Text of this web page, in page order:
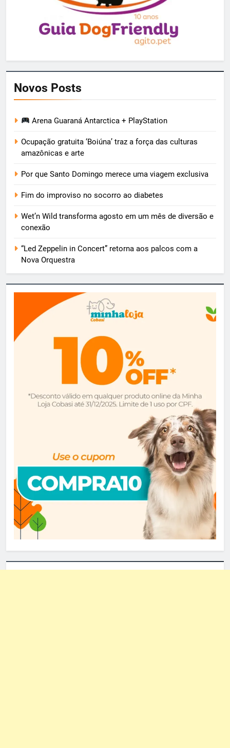
Novos Posts
Arena Guaraná Antarctica + PlayStation
Ocupação gratuita ‘Boiúna’ traz a força das culturas
amazônicas e arte
Por que Santo Domingo merece uma viagem exclusiva
Fim do improviso no socorro ao diabetes
Wet’n Wild transforma agosto em um mês de diversão e
conexão
“Led Zeppelin in Concert” retorna aos palcos com a
Nova Orquestra